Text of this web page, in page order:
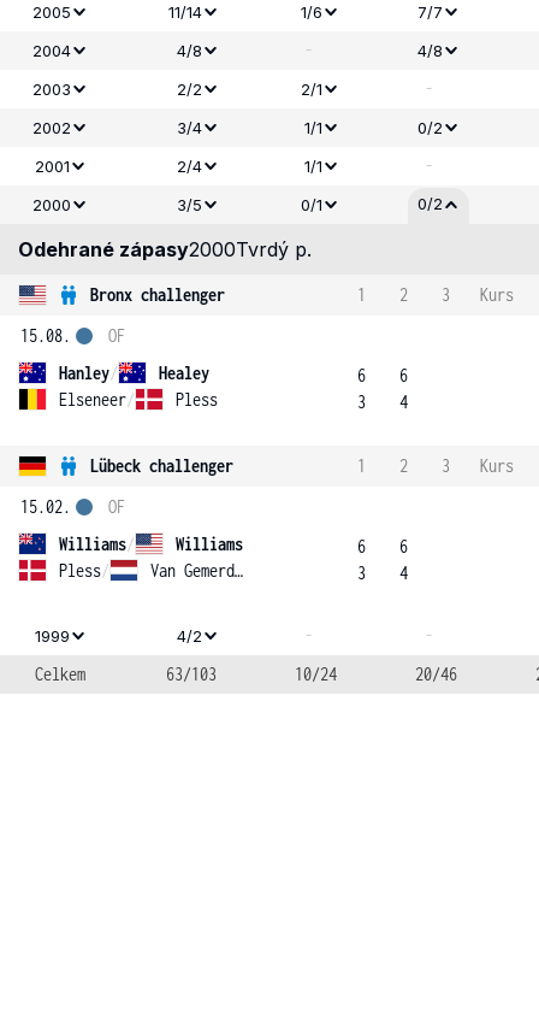
2005
11/14 1/6
7/7
2004
4/8 -
4/8
2003
2/2 2/1 -
2002 3/4 1/1
0/2
2001
2/4 1/1 -
2000 3/5 0/1 0/2
Odehrané zápasy2000Tvrdý p.
Bronx challenger 1 2 3
Kurs
15.08.
Hanley/
Healey
Elseneer/ Pless
OF
6
3
6
4
Lübeck challenger 1 2 3
Kurs
15.02.
Williams/
Williams
Pless/ Van Gemerden
OF
6
3
6
4
1999 4/2 -
-
Celkem
63/103 10/24 20/46